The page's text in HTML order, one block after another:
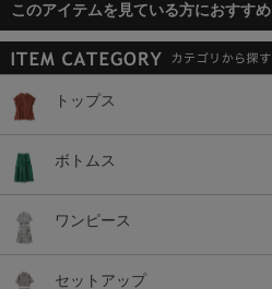
このアイテムを見ている方におすすめ
トップス
ボトムス
ワンピース
セットアップ